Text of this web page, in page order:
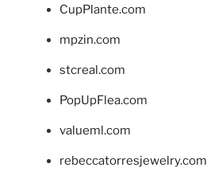
CupPlante.com
mpzin.com
stcreal.com
PopUpFlea.com
valueml.com
rebeccatorresjewelry.com